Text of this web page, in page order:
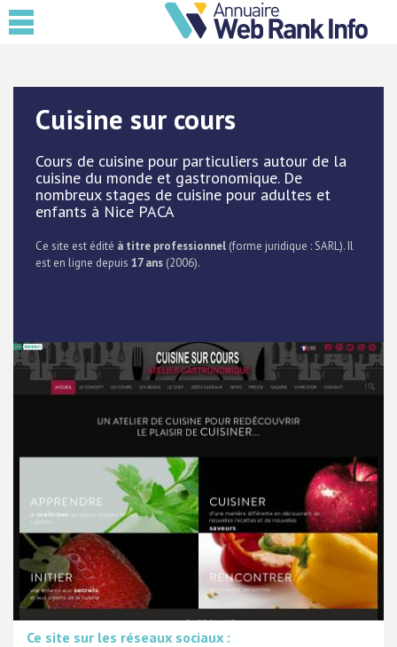
Cuisine sur cours
Cours de cuisine pour particuliers autour de la
cuisine du monde et gastronomique. De
nombreux stages de cuisine pour adultes et
enfants à Nice PACA
Ce site est édité à titre professionnel (forme juridique : SARL). Il
est en ligne depuis 17 ans (2006).
Ce site sur les réseaux sociaux :